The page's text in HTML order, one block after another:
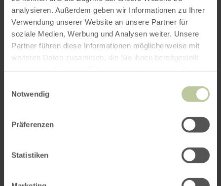
analysieren. Außerdem geben wir Informationen zu Ihrer
Verwendung unserer Website an unsere Partner für
soziale Medien, Werbung und Analysen weiter. Unsere
Partner führen diese Informationen möglicherweise mit
weiteren Daten zusammen, die Sie ihnen bereitgestellt
Notwendig
Präferenzen
Statistiken
Weitere Veranstaltungen